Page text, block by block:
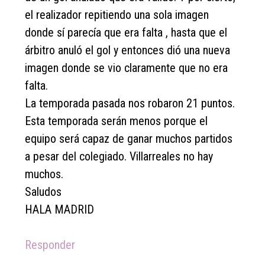
el realizador repitiendo una sola imagen
donde sí parecía que era falta , hasta que el
árbitro anuló el gol y entonces dió una nueva
imagen donde se vio claramente que no era
falta.
La temporada pasada nos robaron 21 puntos.
Esta temporada serán menos porque el
equipo será capaz de ganar muchos partidos
a pesar del colegiado. Villarreales no hay
muchos.
Saludos
HALA MADRID
Responder